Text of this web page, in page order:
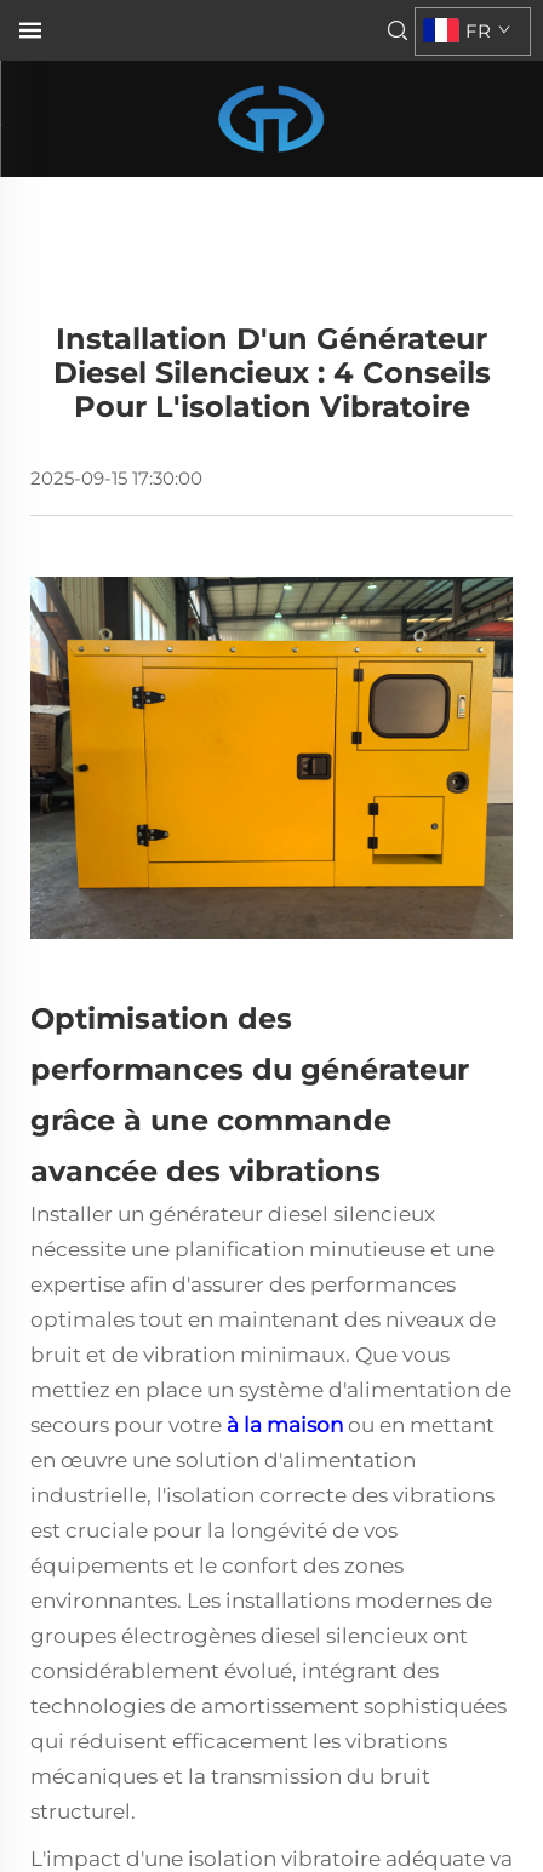
FR
Installation D'un Générateur
Diesel Silencieux : 4 Conseils
Pour L'isolation Vibratoire
2025-09-15 17:30:00
Optimisation des
performances du générateur
grâce à une commande
avancée des vibrations
Installer un générateur diesel silencieux
nécessite une planification minutieuse et une
expertise afin d'assurer des performances
optimales tout en maintenant des niveaux de
bruit et de vibration minimaux. Que vous
mettiez en place un système d'alimentation de
secours pour votre à la maison ou en mettant
en œuvre une solution d'alimentation
industrielle, l'isolation correcte des vibrations
est cruciale pour la longévité de vos
équipements et le confort des zones
environnantes. Les installations modernes de
groupes électrogènes diesel silencieux ont
considérablement évolué, intégrant des
technologies de amortissement sophistiquées
qui réduisent efficacement les vibrations
mécaniques et la transmission du bruit
structurel.
L'impact d'une isolation vibratoire adéquate va